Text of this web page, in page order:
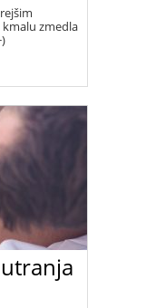
zmedla